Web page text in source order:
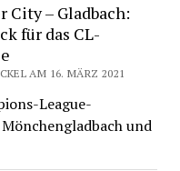
City – Gladbach:
für das CL-
AM 16. MÄRZ 2021
League-
und